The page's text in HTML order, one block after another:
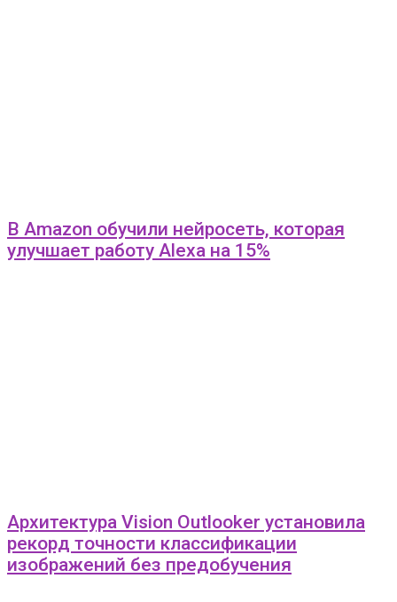
В Amazon обучили нейросеть, которая
улучшает работу Alexa на 15%
Архитектура Vision Outlooker установила
рекорд точности классификации
изображений без предобучения